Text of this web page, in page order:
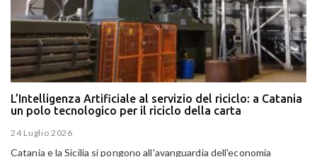
L’Intelligenza Artificiale al servizio del riciclo: a Catania
un polo tecnologico per il riciclo della carta
24 Luglio 2026
Catania e la Sicilia si pongono all'avanguardia dell'economia